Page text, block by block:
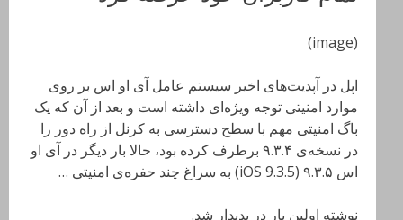
(image)
اپل در آپدیت‌های اخیر سیستم عامل آی او اس بر روی
موارد امنیتی توجه ویژه‌ای داشته است و بعد از آن که یک
باگ امنیتی مهم با سطح دسترسی به کرنل از راه دور را
در نسخه‌ی ۹.۳.۴ برطرف کرده بود، حالا بار دیگر در آی او
اس ۹.۳.۵ (iOS 9.3.5) به سراغ چند حفره‌ی امنیتی …
نوشته اولین بار در پدیدار شد.